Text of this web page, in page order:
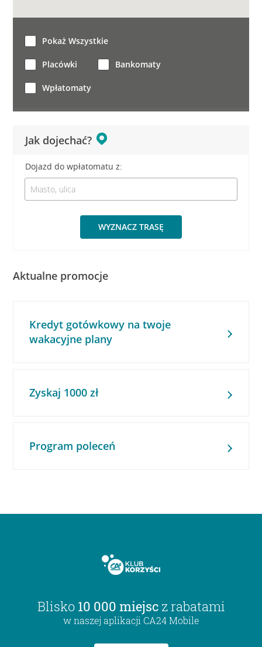
Jak dojechać?
Dojazd do wpłatomatu z:
WYZNACZ TRASĘ
Pokaż Wszystkie
Placówki Bankomaty
Wpłatomaty
Aktualne promocje
Kredyt gotówkowy na twoje
wakacyjne plany
Zyskaj 1000 zł
Program poleceń
Blisko 10 000 miejsc z rabatami
w naszej aplikacji CA24 Mobile